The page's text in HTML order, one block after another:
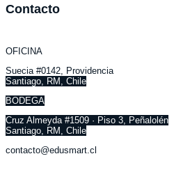
Contacto
OFICINA
Suecia #0142, Providencia
Santiago, RM, Chile
BODEGA
Cruz Almeyda #1509 · Piso 3, Peñalolén
Santiago, RM, Chile
contacto@edusmart.cl